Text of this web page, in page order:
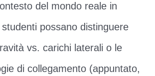
del mondo reale in
possano distinguere
vs. carichi laterali o le
di collegamento (appuntato,